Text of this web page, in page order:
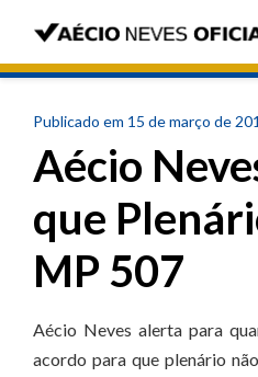
Publicado em 15 de março de
Aécio
que
MP 507
Aécio Neves alerta para
acordo para que plenário